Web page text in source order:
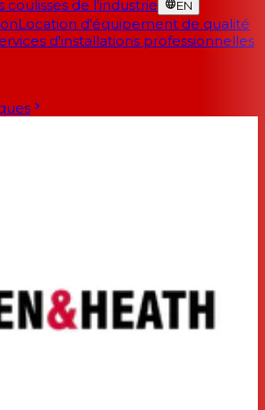
coulisses de l'industrie EN
Location d'équipement de qualité
d'installations professionnelles